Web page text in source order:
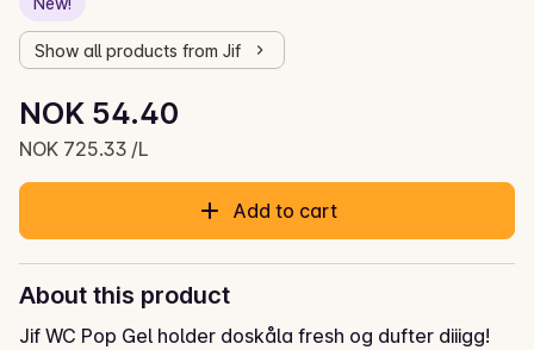
Show all products from Jif
Current price is: NOK 54.40
NOK 54.40
NOK 725.33 /L
Unit price: NOK 725.33 /L
Add to cart
About this product
Jif WC Pop Gel holder doskåla fresh og dufter diiigg!